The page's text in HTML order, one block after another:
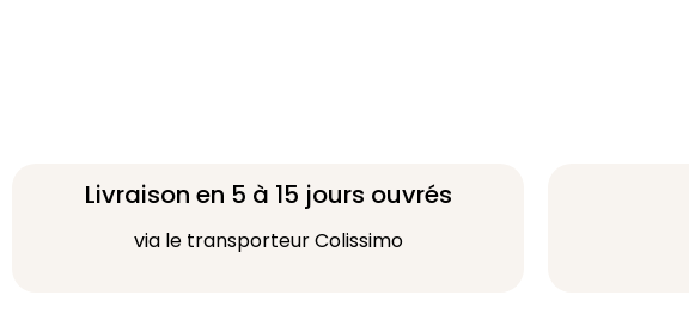
Livraison en 5 à 15 jours ouvrés
via le transporteur Colissimo